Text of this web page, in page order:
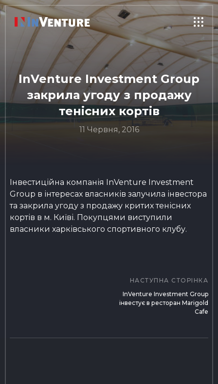
InVenture Investment Group
закрила угоду з продажу
тенісних кортів
11 Червня, 2016
Інвестиційна компанія InVenture Investment
Group в інтересах власників залучила інвестора
та закрила угоду з продажу критих тенісних
кортів в м. Київі. Покупцями виступили
власники харківського спортивного клубу.
НАСТУПНА СТОРІНКА
InVenture Investment Group
інвестує в ресторан Marigold
Cafe